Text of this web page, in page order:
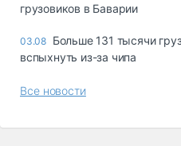
грузовиков в Баварии
03.08 Больше 131 тысячи
вспыхнуть из-за чипа
Все новости